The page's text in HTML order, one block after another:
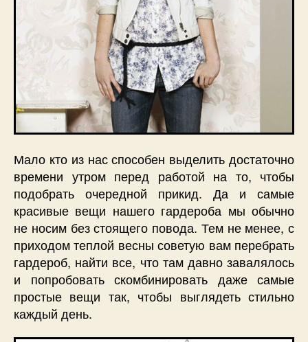
Мало кто из нас способен выделить достаточно
времени утром перед работой на то, чтобы
подобрать очередной прикид. Да и самые
красивые вещи нашего гардероба мы обычно
не носим без стоящего повода. Тем не менее, с
приходом теплой весны советую вам перебрать
гардероб, найти все, что там давно завалялось
и попробовать скомбинировать даже самые
простые вещи так, чтобы выглядеть стильно
каждый день.